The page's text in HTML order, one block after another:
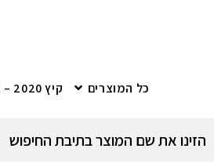
כל המוצרים קיץ 2020 – בגדי ים
הזינו את שם המוצר בתיבת החיפוש